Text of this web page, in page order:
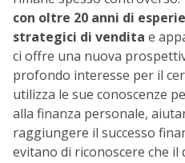
con oltre 20 anni di
strategici di vendita e
ci offre una nuova
profondo interesse per il
utilizza le sue conoscenze
alla finanza personale,
raggiungere il successo
evitano di riconoscere che